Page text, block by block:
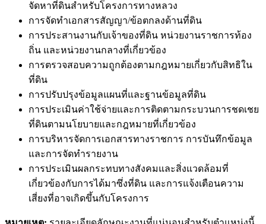
จัดหาที่ดินสำหรับโครงการทางหลวง
การจัดทำเอกสารสัญญา/ข้อตกลงด้านที่ดิน
การประสานงานกับเจ้าของที่ดิน หน่วยงานราชการท้อง
ถิ่น และหน่วยงานกลางที่เกี่ยวข้อง
การตรวจสอบความถูกต้องตามกฎหมายเกี่ยวกับสิทธิใน
ที่ดิน
การปรับปรุงข้อมูลแผนที่และฐานข้อมูลที่ดิน
การประเมินค่าใช้จ่ายและการติดตามกระบวนการชดเชย
ที่ดินตามนโยบายและกฎหมายที่เกี่ยวข้อง
การบริหารจัดการเอกสารทางราชการ การบันทึกข้อมูล
และการจัดทำรายงาน
การประเมินผลกระทบทางสังคมและสิ่งแวดล้อมที่
เกี่ยวข้องกับการได้มาซึ่งที่ดิน และการแจ้งเตือนความ
เสี่ยงที่อาจเกิดขึ้นกับโครงการ